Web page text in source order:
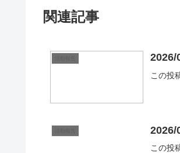
関連記事
2026/
この投
2026/
この投